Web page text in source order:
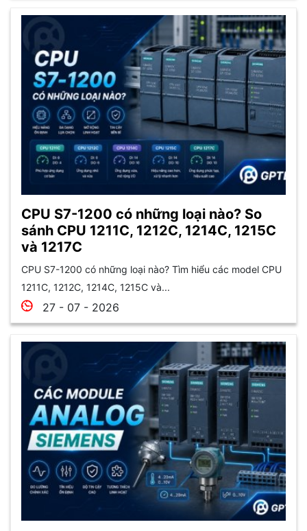
CPU S7-1200 có những loại nào? So
sánh CPU 1211C, 1212C, 1214C, 1215C
và 1217C
CPU S7-1200 có những loại nào? Tìm hiểu các model CPU
1211C, 1212C, 1214C, 1215C và...
27 - 07 - 2026